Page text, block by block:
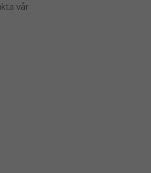
vår